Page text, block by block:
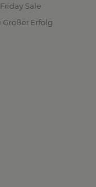
Sale
Großer Erfolg